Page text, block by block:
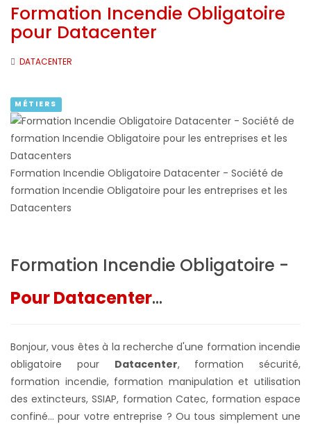
Formation Incendie Obligatoire
pour Datacenter
DATACENTER
MÉTIERS
Formation Incendie Obligatoire Datacenter - Société de
formation Incendie Obligatoire pour les entreprises et les
Datacenters
Formation Incendie Obligatoire -
Pour Datacenter...
Bonjour, vous êtes à la recherche d'une formation incendie
obligatoire pour Datacenter, formation sécurité,
formation incendie, formation manipulation et utilisation
des extincteurs, SSIAP, formation Catec, formation espace
confiné... pour votre entreprise ? Ou tous simplement une